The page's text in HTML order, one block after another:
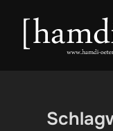
springen